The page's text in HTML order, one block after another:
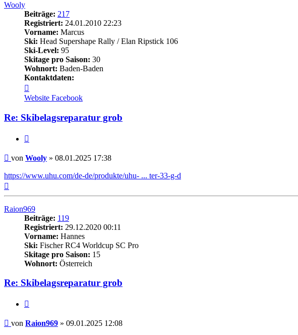
Wooly
Beiträge: 217
Registriert: 24.01.2010 22:23
Vorname: Marcus
Ski: Head Supershape Rally / Elan Ripstick 106
Ski-Level: 95
Skitage pro Saison: 30
Wohnort: Baden-Baden
Kontaktdaten:
von
Wooly
Website Facebook
Re: Skibelagsreparatur grob
Beitrag
von Wooly » 08.01.2025 17:38
https://www.uhu.com/de-de/produkte/uhu- ... ter-33-g-d
Raion969
Beiträge: 119
Registriert: 29.12.2020 00:11
Vorname: Hannes
Ski: Fischer RC4 Worldcup SC Pro
Skitage pro Saison: 15
Wohnort: Österreich
Re: Skibelagsreparatur grob
Beitrag
von Raion969 » 09.01.2025 12:08